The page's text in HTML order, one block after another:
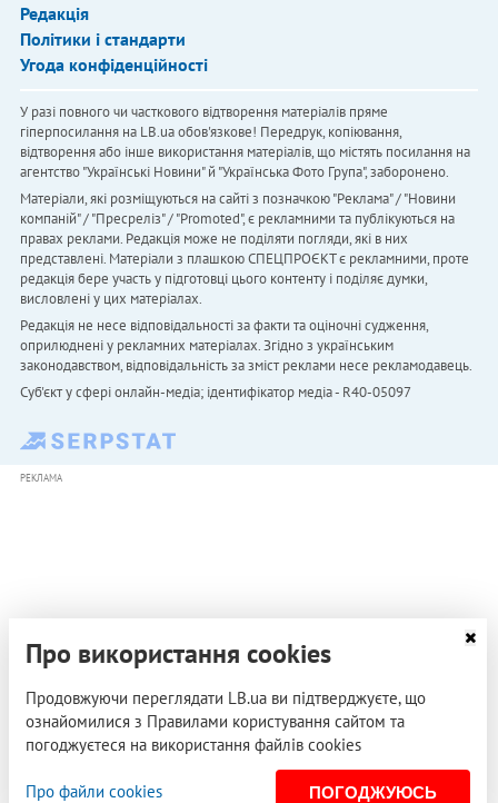
Редакція
Політики і стандарти
Угода конфіденційності
У разі повного чи часткового відтворення матеріалів пряме
гіперпосилання на LB.ua обов'язкове! Передрук, копіювання,
відтворення або інше використання матеріалів, що містять посилання на
агентство "Українськi Новини" й "Українська Фото Група", заборонено.
Матеріали, які розміщуються на сайті з позначкою "Реклама" / "Новини
компаній" / "Пресреліз" / "Promoted", є рекламними та публікуються на
правах реклами. Редакція може не поділяти погляди, які в них
представлені. Матеріали з плашкою СПЕЦПРОЄКТ є рекламними, проте
редакція бере участь у підготовці цього контенту і поділяє думки,
висловлені у цих матеріалах.
Редакція не несе відповідальності за факти та оціночні судження,
оприлюднені у рекламних матеріалах. Згідно з українським
законодавством, відповідальність за зміст реклами несе рекламодавець.
Cуб'єкт у сфері онлайн-медіа; ідентифікатор медіа - R40-05097
РЕКЛАМА
Про використання cookies
Продовжуючи переглядати LB.ua ви підтверджуєте, що
ознайомилися з Правилами користування сайтом та
погоджуєтеся на використання файлів cookies
Про файли cookies ПОГОДЖУЮСЬ